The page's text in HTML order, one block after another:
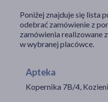
Poniżej znajduje się lista
odebrać zamówienie z
zamówienia realizowane
w wybranej placówce.
Apteka
Kopernika 7B/4,